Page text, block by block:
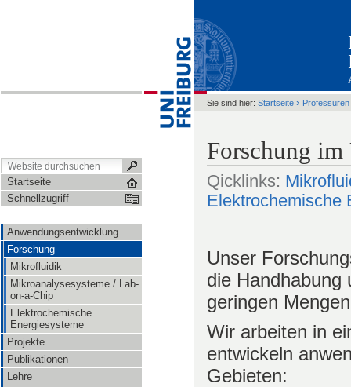
Startseite
Schnellzugriff
Anwendungsentwicklung
Forschung
Mikrofluidik
Mikroanalysesysteme / Lab-
on-a-Chip
Elektrochemische
Energiesysteme
Projekte
Publikationen
Lehre
Sie sind hier: Startseite › Professuren
Forschung
Qicklinks:
Elektrochemische
Unser
die Handhabung
geringen
Wir arbeiten in
entwickeln
Gebieten: